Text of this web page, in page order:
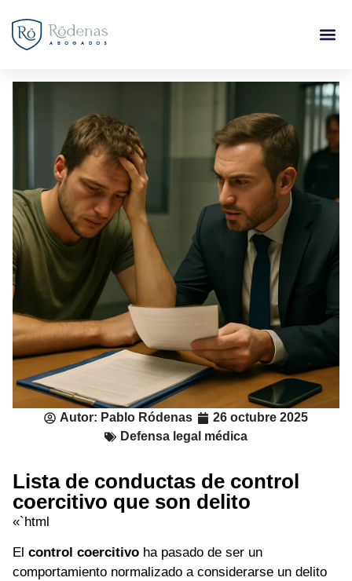
Autor: Pablo Ródenas
26 octubre 2025
Defensa legal médica
Lista de conductas de control
coercitivo que son delito
«`html
El control coercitivo ha pasado de ser un
comportamiento normalizado a considerarse un delito